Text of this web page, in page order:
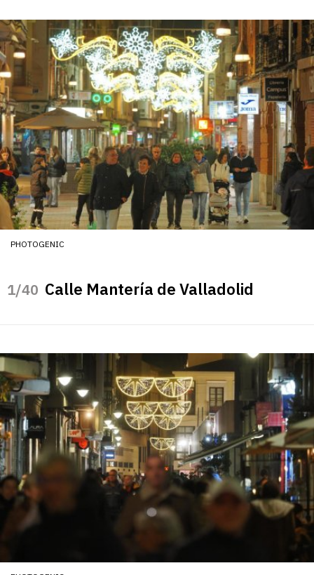
PHOTOGENIC
/40 Calle Mantería de Valladolid